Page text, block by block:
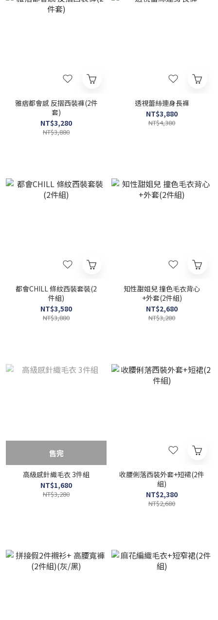
雅痞都會感 反摺西裝褲(2件
套)
NT$3,280
NT$3,880
透視蕾絲連身長褲
NT$3,880
NT$4,380
都會CHILL 條紋西裝套裝(2
件組)
NT$3,580
NT$3,880
知性甜姐兒 撞色毛衣背心
+外套(2件組)
NT$2,680
NT$3,280
售完
高級感針織毛衣 3件組
NT$1,680
NT$3,280
收腰俐落西裝外套+短裙(2件
組)
NT$2,380
NT$2,680